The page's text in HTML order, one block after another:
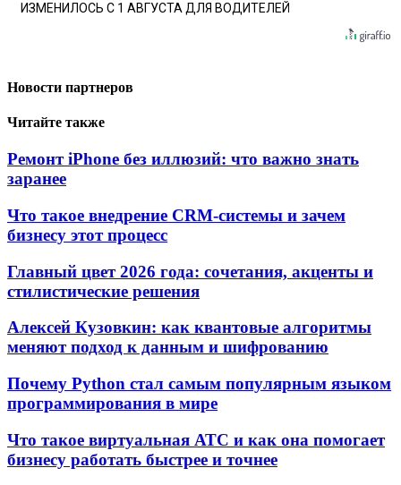
ИЗМЕНИЛОСЬ С 1 АВГУСТА ДЛЯ ВОДИТЕЛЕЙ
Новости партнеров
Читайте также
Ремонт iPhone без иллюзий: что важно знать
заранее
Что такое внедрение CRM-системы и зачем
бизнесу этот процесс
Главный цвет 2026 года: сочетания, акценты и
стилистические решения
Алексей Кузовкин: как квантовые алгоритмы
меняют подход к данным и шифрованию
Почему Python стал самым популярным языком
программирования в мире
Что такое виртуальная АТС и как она помогает
бизнесу работать быстрее и точнее